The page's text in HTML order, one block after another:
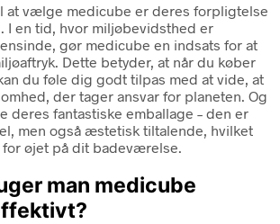
at vælge medicube er deres forpligtelse
en tid, hvor miljøbevidsthed er
gør medicube en indsats for at
Dette betyder, at når du køber
du føle dig godt tilpas med at vide, at
der tager ansvar for planeten. Og
deres fantastiske emballage – den er
men også æstetisk tiltalende, hvilket
øjet på dit badeværelse.
man medicube